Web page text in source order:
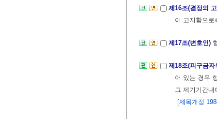
제16조(결정의
여 고지함으
제17조(변호인)
제18조(피구금
어 있는 경우
그 제기기간
[제목개정